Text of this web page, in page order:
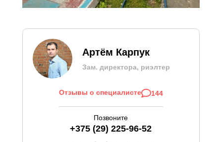
Артём Карпук
Зам. директора, риэлтер
Отзывы о специалисте 144
Позвоните
+375 (29) 225-96-52